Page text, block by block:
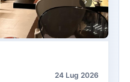
24 Lug 2026